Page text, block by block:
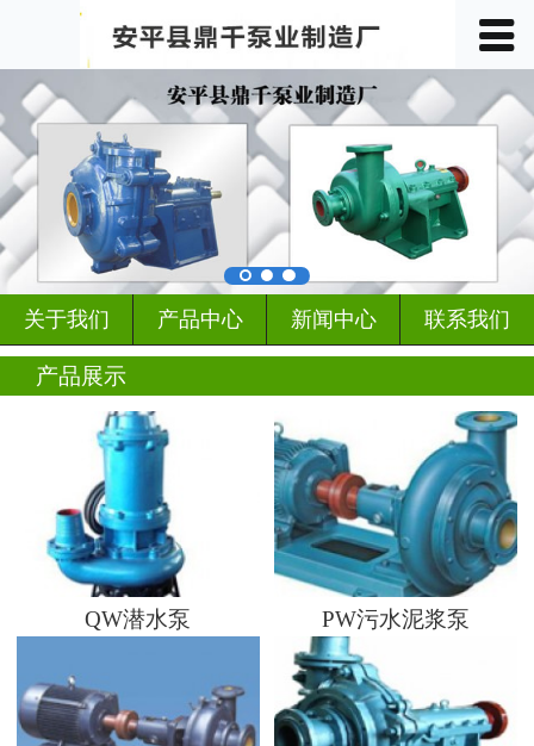
 首页
关于我们
产品中心
车间展示
客户见证
行业动态
新闻中心
联系我们
󰀥
关于我们 产品中心 新闻中心 联系我们
产品展示
QW潜水泵 PW污水泥浆泵